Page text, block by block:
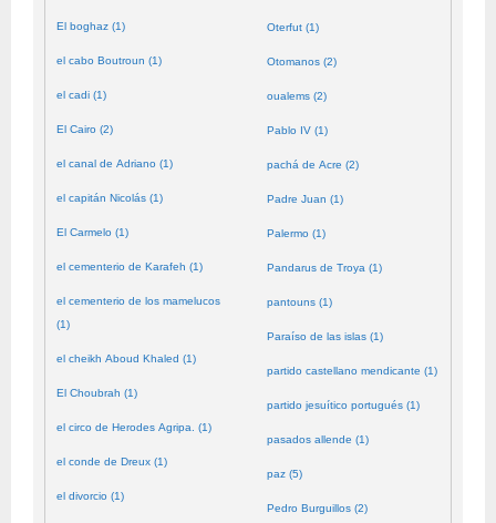
El boghaz (1)
el cabo Boutroun (1)
el cadi (1)
El Cairo (2)
el canal de Adriano (1)
el capitán Nicolás (1)
El Carmelo (1)
el cementerio de Karafeh (1)
el cementerio de los mamelucos
(1)
el cheikh Aboud Khaled (1)
El Choubrah (1)
el circo de Herodes Agripa. (1)
el conde de Dreux (1)
el divorcio (1)
Oterfut (1)
Otomanos (2)
oualems (2)
Pablo IV (1)
pachá de Acre (2)
Padre Juan (1)
Palermo (1)
Pandarus de Troya (1)
pantouns (1)
Paraíso de las islas (1)
partido castellano mendicante (1)
partido jesuítico portugués (1)
pasados allende (1)
paz (5)
Pedro Burguillos (2)